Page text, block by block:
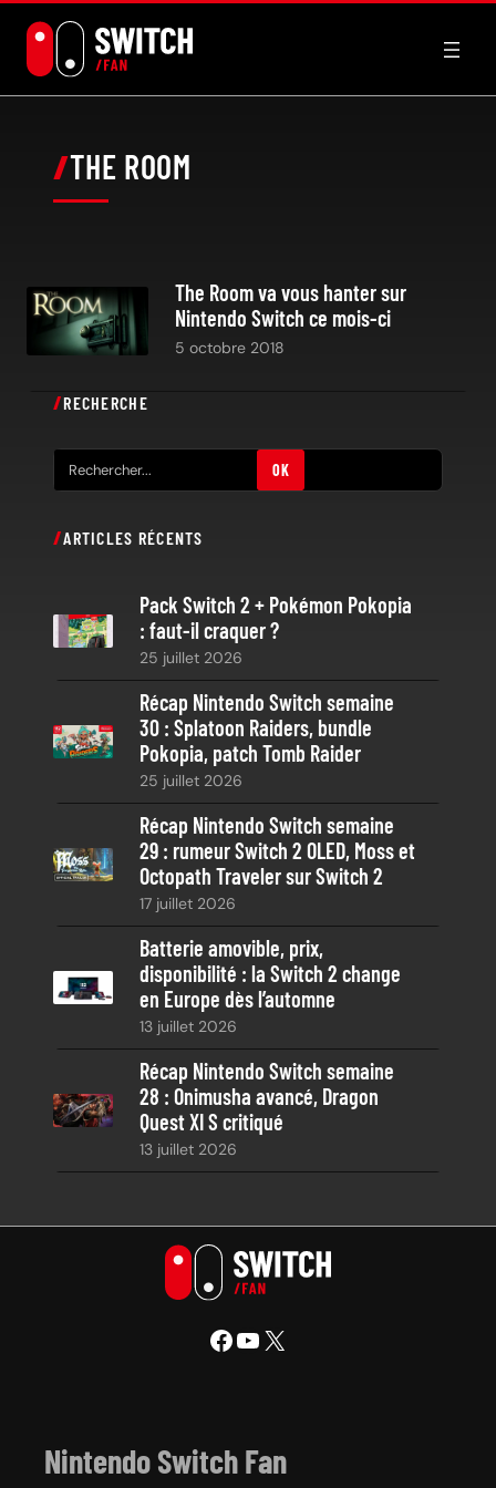
contenu
THE ROOM
The Room va vous hanter sur
Nintendo Switch ce mois-ci
5 octobre 2018
RECHERCHE
e
h
OK
ARTICLES RÉCENTS
Pack Switch 2 + Pokémon Pokopia
: faut-il craquer ?
25 juillet 2026
Récap Nintendo Switch semaine
30 : Splatoon Raiders, bundle
Pokopia, patch Tomb Raider
25 juillet 2026
Récap Nintendo Switch semaine
29 : rumeur Switch 2 OLED, Moss et
Octopath Traveler sur Switch 2
17 juillet 2026
Batterie amovible, prix,
disponibilité : la Switch 2 change
en Europe dès l’automne
13 juillet 2026
Récap Nintendo Switch semaine
28 : Onimusha avancé, Dragon
Quest XI S critiqué
13 juillet 2026
Facebook YouTube X
Nintendo Switch Fan